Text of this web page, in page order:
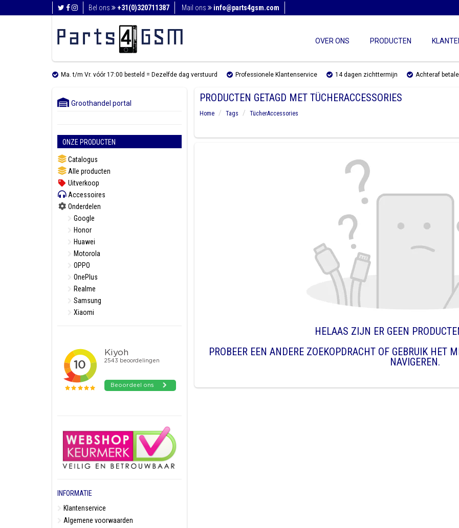
Bel ons +31(0)320711387 Mail ons info@parts4gsm.com
OVER ONS PRODUCTEN
Ma. t/m Vr. vóór 17:00 besteld = Dezelfde dag verstuurd Professionele Klantenservice 14 dagen zichttermijn Achteraf
Groothandel portal
ONZE PRODUCTEN
Catalogus
Alle producten
Uitverkoop
Accessoires
Onderdelen
Google
Honor
Huawei
Motorola
OPPO
OnePlus
Realme
Samsung
Xiaomi
INFORMATIE
Klantenservice
Algemene voorwaarden
PRODUCTEN GETAGD MET TÜCHERACCESSORIES
Home Tags
TücherAccessories
HELAAS ZIJN ER GEEN
PROBEER EEN ANDERE ZOEKOPDRACHT OF GEBRUIK HET
NAVIGEREN.